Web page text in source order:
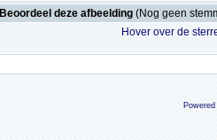
Beoordeel deze afbeelding (Nog geen
Hover over de